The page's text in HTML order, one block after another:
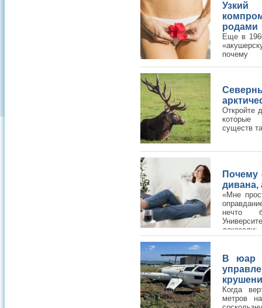
родами
Еще в
почему
приматами.
Откройте
которые
существ
Почему
дивана,
«Мне
нечто
образу жизни может быть
В юар
Когда
метров